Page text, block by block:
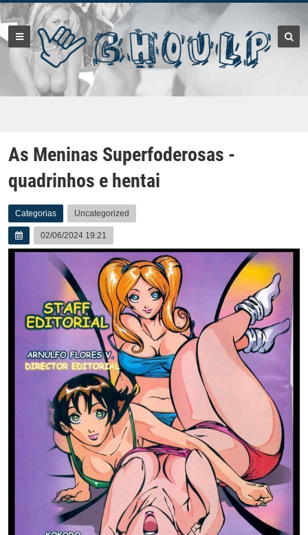
As Meninas Superfoderosas -
quadrinhos e hentai
Categorias Uncategorized
02/06/2024 19:21